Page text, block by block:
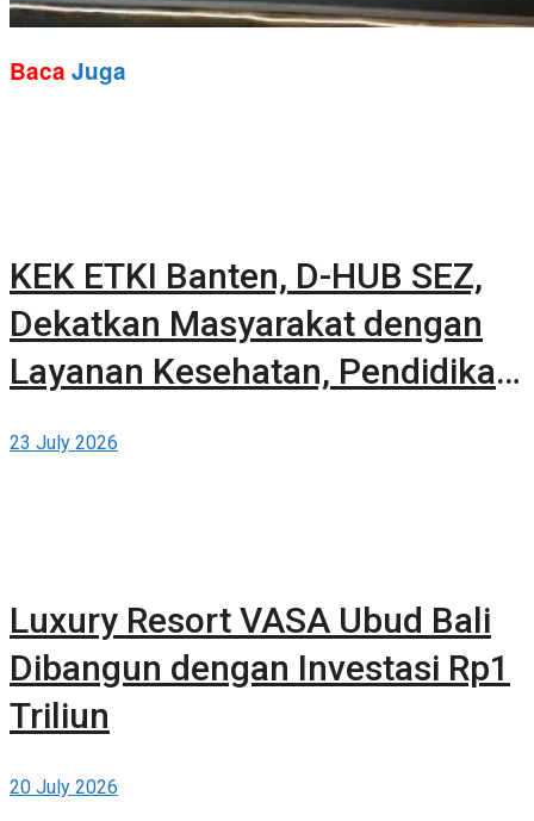
Baca Juga
KEK ETKI Banten, D-HUB SEZ,
Dekatkan Masyarakat dengan
Layanan Kesehatan, Pendidikan,
BSD City
23 July 2026
Luxury Resort VASA Ubud Bali
Dibangun dengan Investasi Rp1
Triliun
20 July 2026